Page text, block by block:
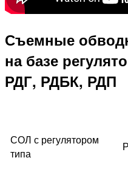
Съемные
на базе
РДГ, РДБК, РДП
СОЛ с регулятором
типа